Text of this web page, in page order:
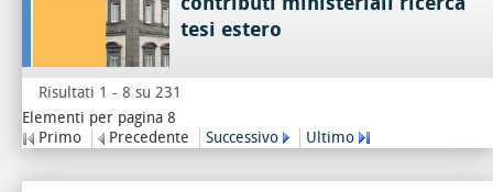
tesi estero
Risultati 1 - 8 su 231
Elementi per pagina 8
Primo
Precedente Successivo Ultimo